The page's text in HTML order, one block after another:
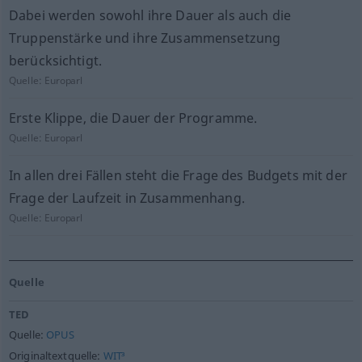
Dabei werden sowohl ihre Dauer als auch die
Truppenstärke und ihre Zusammensetzung
berücksichtigt.
Quelle: Europarl
Erste Klippe, die Dauer der Programme.
Quelle: Europarl
In allen drei Fällen steht die Frage des Budgets mit der
Frage der Laufzeit in Zusammenhang.
Quelle: Europarl
Quelle
TED
Quelle: OPUS
Originaltextquelle: WIT³